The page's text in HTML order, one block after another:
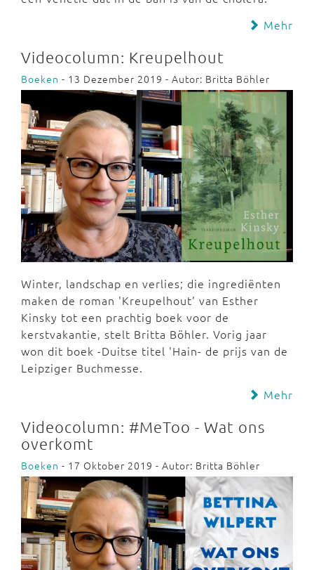
Mehr
Videocolumn: Kreupelhout
Boeken - 13 Dezember 2019 - Autor: Britta Böhler
Winter, landschap en verlies; die ingrediënten
maken de roman 'Kreupelhout' van Esther
Kinsky tot een prachtig boek voor de
kerstvakantie, stelt Britta Böhler. Vorig jaar
won dit boek -Duitse titel 'Hain- de prijs van de
Leipziger Buchmesse.
Mehr
Videocolumn: #MeToo - Wat ons
overkomt
Boeken - 17 Oktober 2019 - Autor: Britta Böhler